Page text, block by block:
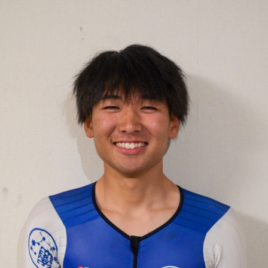
加盟・登録
エントリー
JBCF ROAD SERIESとは